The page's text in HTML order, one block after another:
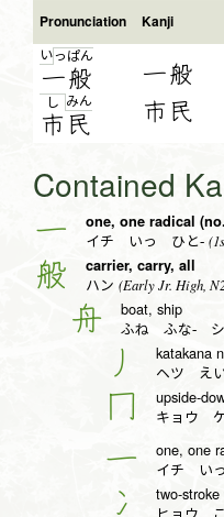
Pronunciation Kanji
いっ
一
ぱん
般
し
市
みん
民
一般
市民
Contained
一 one, one radical
イチ いっ ひと-
般 carrier, carry, all
ハン (Early Jr. High,
舟 boat, ship
ふね ふな- シ
丿 katakana
ヘツ え
冂 upside-
キョウ
一 one, one
イチ い
冫 two-